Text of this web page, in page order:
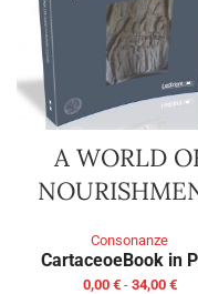
A WORLD
Consonanze
CartaceoeBook in
0,00 € - 34,00 €